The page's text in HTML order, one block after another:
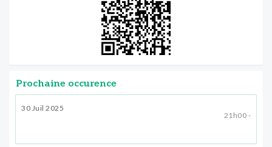
Prochaine occurence
30 Juil 2025
21h00 -